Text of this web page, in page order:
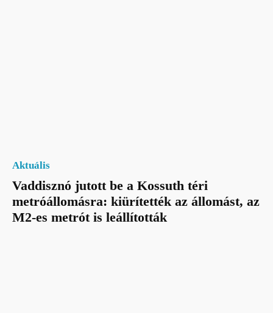
Aktuális
Vaddisznó jutott be a Kossuth téri
metróállomásra: kiürítették az állomást, az
M2-es metrót is leállították